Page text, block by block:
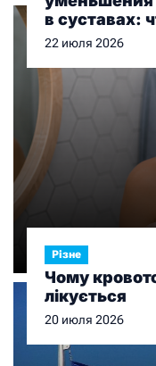
в суставах:
перед
22 июля 2026
Різне
Чому
лікується
20 июля 2026